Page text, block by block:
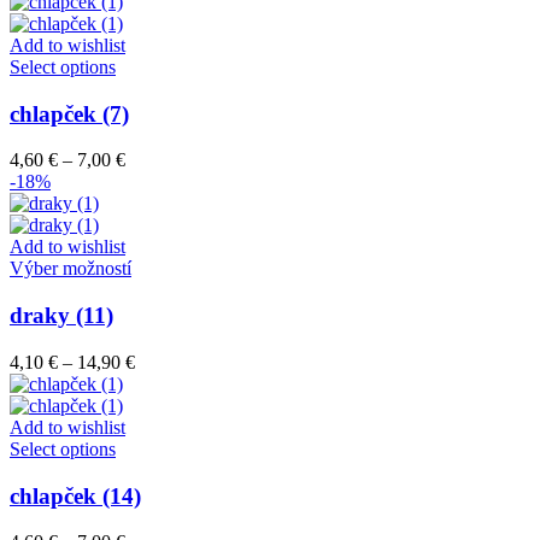
si
môžete
vybrať
na
stránke
produktu.
through
Add to wishlist
Select optionsTento
má
viacero
variantov.
vybrať
na
stránke
chlapček (7)
4,60 € – 7,00 €Price
7,00 €
-18%
Add to wishlist
Výber možnostíTento
variantov.
Možnosti
stránke
produktu.
draky (11)
4,10 € – 14,90 €Price
Add to wishlist
Select optionsTento
má
viacero
variantov.
chlapček (14)